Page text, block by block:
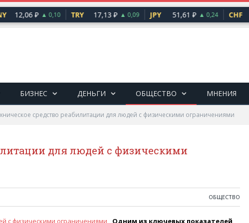
12,06 ₽ ▲ 0,10 TRY 17,13 ₽ ▲ 0,09 JPY 51,61 ₽ ▲ 0,24 CHF
БИЗНЕС ДЕНЬГИ ОБЩЕСТВО МНЕНИЯ
средство реабилитации для людей с физическими ограничениями
для людей с физическими
ОБЩЕСТВО
Одним из ключевых показателей